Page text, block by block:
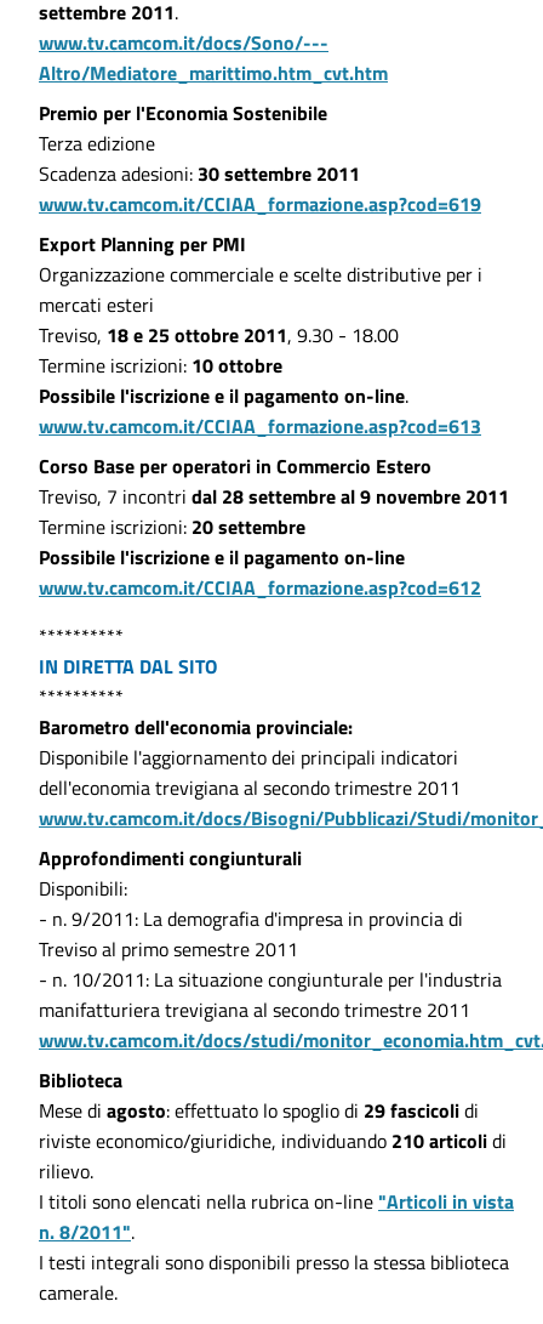
settembre 2011.
www.tv.camcom.it/docs/Sono/---
Altro/Mediatore_marittimo.htm_cvt.htm
Premio per l'Economia Sostenibile
Terza edizione
Scadenza adesioni: 30 settembre 2011
www.tv.camcom.it/CCIAA_formazione.asp?cod=619
Export Planning per PMI
Organizzazione commerciale e scelte distributive per i
mercati esteri
Treviso, 18 e 25 ottobre 2011, 9.30 - 18.00
Termine iscrizioni: 10 ottobre
Possibile l'iscrizione e il pagamento on-line.
www.tv.camcom.it/CCIAA_formazione.asp?cod=613
Corso Base per operatori in Commercio Estero
Treviso, 7 incontri dal 28 settembre al 9 novembre 2011
Termine iscrizioni: 20 settembre
Possibile l'iscrizione e il pagamento on-line
www.tv.camcom.it/CCIAA_formazione.asp?cod=612
**********
IN DIRETTA DAL SITO
**********
Barometro dell'economia provinciale:
Disponibile l'aggiornamento dei principali indicatori
dell'economia trevigiana al secondo trimestre 2011
www.tv.camcom.it/docs/Bisogni/Pubblicazi/Studi/
Approfondimenti congiunturali
Disponibili:
- n. 9/2011: La demografia d'impresa in provincia di
Treviso al primo semestre 2011
- n. 10/2011: La situazione congiunturale per l'industria
manifatturiera trevigiana al secondo trimestre 2011
www.tv.camcom.it/docs/studi/
Biblioteca
Mese di agosto: effettuato lo spoglio di 29 fascicolidi
riviste economico/giuridiche, individuando 210 articolidi
rilievo.
I titoli sono elencati nella rubrica on-line"Articoli in vista
n. 8/2011".
I testi integrali sono disponibili presso la stessa biblioteca
camerale.